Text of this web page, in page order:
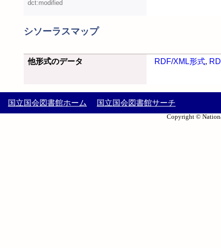
dct:modified
シソーラスマップ
他形式のデータ RDF/XML形式,
国立国会図書館ホーム 国立国会図書館サーチ
Copyright ©